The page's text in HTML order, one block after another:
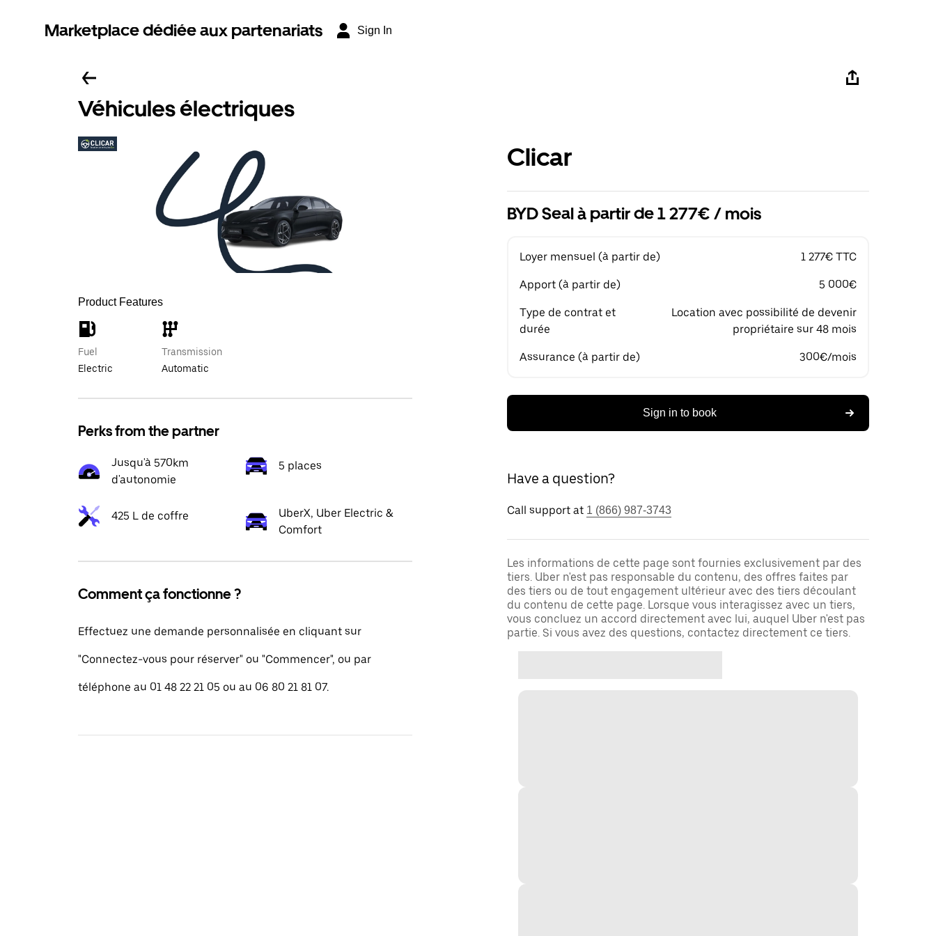
Marketplace dédiée aux partenariats Sign In
Véhicules électriques
Product Features
Fuel
Electric
Transmission
Automatic
Perks from the partner
Jusqu'à 570km
d'autonomie
5 places
425 L de coffre
UberX, Uber Electric &
Comfort
Comment ça fonctionne ?
Effectuez une demande personnalisée en cliquant sur
"Connectez-vous pour réserver" ou "Commencer", ou par
téléphone au 01 48 22 21 05 ou au 06 80 21 81 07.
Clicar
BYD Seal à partir de 1 277€ / mois
Loyer mensuel (à partir de) 1 277€ TTC
Apport (à partir de) 5 000€
Type de contrat et
durée
Location avec possibilité de devenir
propriétaire sur 48 mois
Assurance (à partir de) 300€/mois
Sign in to book
Have a question?
Call support at 1 (866) 987-3743
Les informations de cette page sont fournies exclusivement par des
tiers. Uber n'est pas responsable du contenu, des offres faites par
des tiers ou de tout engagement ultérieur avec des tiers découlant
du contenu de cette page. Lorsque vous interagissez avec un tiers,
vous concluez un accord directement avec lui, auquel Uber n'est pas
partie. Si vous avez des questions, contactez directement ce tiers.